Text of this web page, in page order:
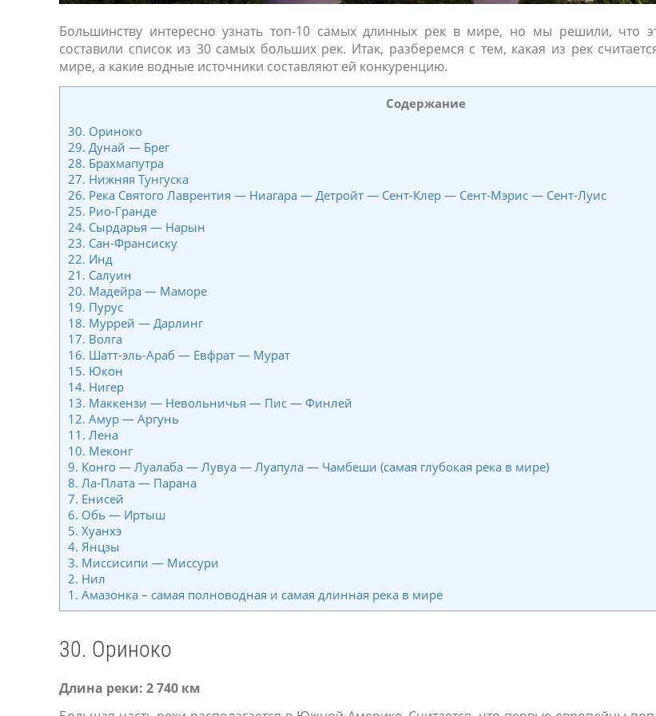
Большинству интересно узнать топ-10 самых длинных рек в мире, но мы решили, что
составили список из 30 самых больших рек. Итак, разберемся с тем, какая из рек
мире, а какие водные источники составляют ей конкуренцию.
Содержание
30. Ориноко
29. Дунай — Брег
28. Брахмапутра
27. Нижняя Тунгуска
26. Река Святого Лаврентия — Ниагара — Детройт — Сент-Клер — Сент-Мэрис — Сент-Луис
25. Рио-Гранде
24. Сырдарья — Нарын
23. Сан-Франсиску
22. Инд
21. Салуин
20. Мадейра — Маморе
19. Пурус
18. Муррей — Дарлинг
17. Волга
16. Шатт-эль-Араб — Евфрат — Мурат
15. Юкон
14. Нигер
13. Маккензи — Невольничья — Пис — Финлей
12. Амур — Аргунь
11. Лена
10. Меконг
9. Конго — Луалаба — Лувуа — Луапула — Чамбеши (самая глубокая река в мире)
8. Ла-Плата — Парана
7. Енисей
6. Обь — Иртыш
5. Хуанхэ
4. Янцзы
3. Миссисипи — Миссури
2. Нил
1. Амазонка – самая полноводная и самая длинная река в мире
30. Ориноко
Длина реки: 2 740 км